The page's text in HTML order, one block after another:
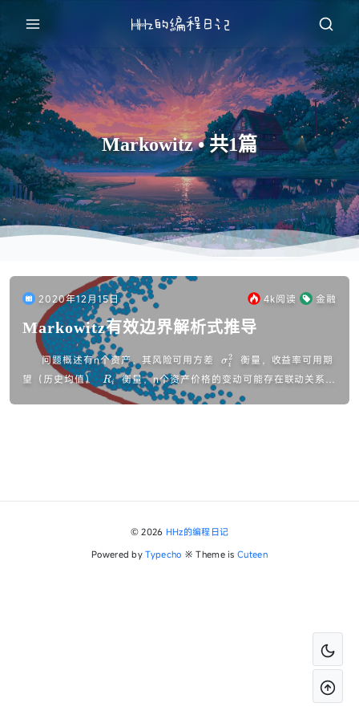
Markowitz • 共1篇
2020年12月15日 4k阅读 金融
Markowitz有效边界解析式推导
问题概述有n个资产，其风险可用方差
σ
i2
衡量，收益率可用期
望（历史均值）
R
i
衡量，n个资产价格的变动可能存在联动关系，
c ...
© 2026 HHz的编程日记
Powered byTypecho ※ Theme isCuteen